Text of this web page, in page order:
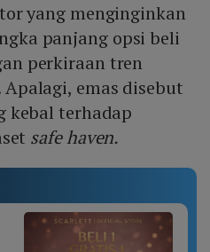
yang menginginkan
panjang opsi beli
perkiraan tren
emas disebut
kebal terhadap
safe haven.